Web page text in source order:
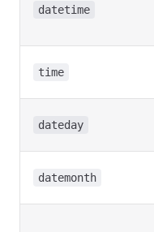
datetime
time
dateday
datemonth